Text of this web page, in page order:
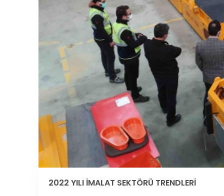
2022 YILI İMALAT SEKTÖRÜ TRENDLERİ